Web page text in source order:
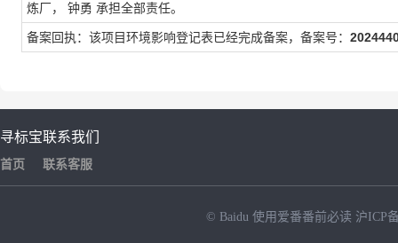
炼厂， 钟勇 承担全部责任。
备案回执：该项目环境影响登记表已经完成备案，备案号：
寻标宝
首页
联系我们
联系客服
© Baidu 使用爱番番前必读 沪ICP